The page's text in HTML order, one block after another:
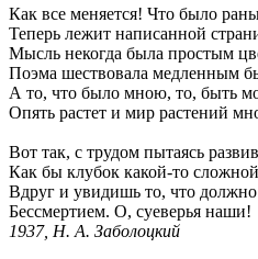
Как все меняется! Что было
Теперь лежит написанной
Мысль некогда была простым
Поэма шествовала медленным
А то, что было мною, то, быть
Опять растет и мир растений
Вот так, с трудом пытаясь
Как бы клубок какой-то
Вдруг и увидишь то, что должно
Бессмертием. О, суеверья наши!
1937, Н. А. Заболоцкий